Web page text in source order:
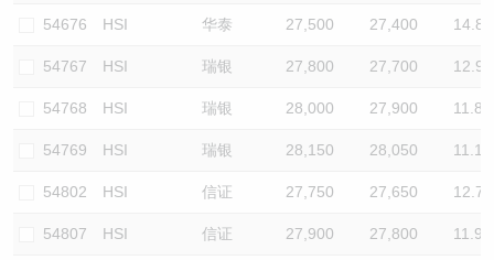
54676 HSI 华泰 27,500 27,400 14.8
54767 HSI 瑞银 27,800 27,700 12.9
54768 HSI 瑞银 28,000 27,900 11.8
54769 HSI 瑞银 28,150 28,050 11.1
54802 HSI 信证 27,750 27,650 12.7
54807 HSI 信证 27,900 27,800 11.9